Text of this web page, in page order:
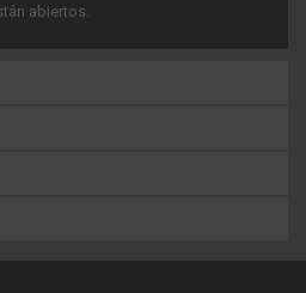
abiertos.